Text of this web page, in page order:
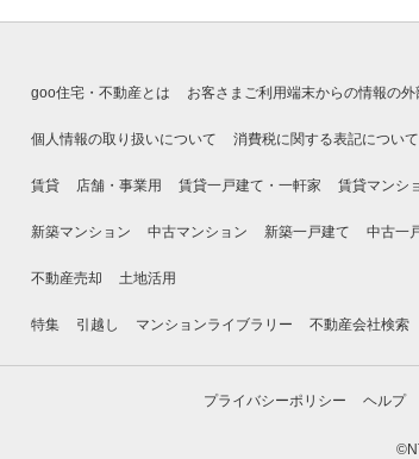
goo住宅・不動産とは お客さまご利用端末からの情報の
個人情報の取り扱いについて 消費税に関する表記について
賃貸 店舗・事業用 賃貸一戸建て・一軒家 賃貸マンシ
新築マンション 中古マンション 新築一戸建て 中古一
不動産売却 土地活用
特集 引越し マンションライブラリー 不動産会社検索
プライバシーポリシー ヘルプ